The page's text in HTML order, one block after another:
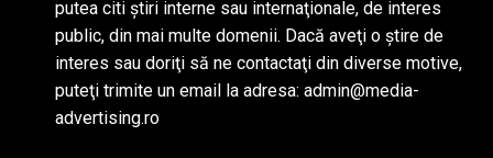
putea citi ştiri interne sau internaţionale, de interes
public, din mai multe domenii. Dacă aveţi o ştire de
interes sau doriţi să ne contactaţi din diverse motive,
puteţi trimite un email la adresa: admin@media-
advertising.ro